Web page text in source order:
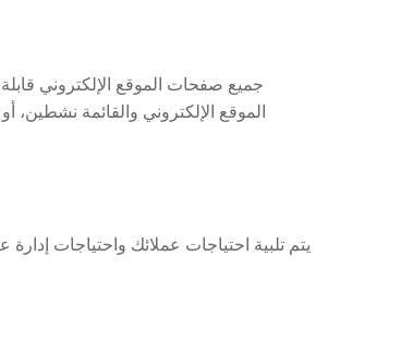
جميع صفحات الموقع الإلكتروني
الموقع الإلكتروني والقائمة